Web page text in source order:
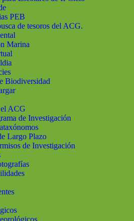
PEB
de tesoros del ACG.
Marina
Biodiversidad
ACG
de Investigación
Largo Plazo
de Investigación